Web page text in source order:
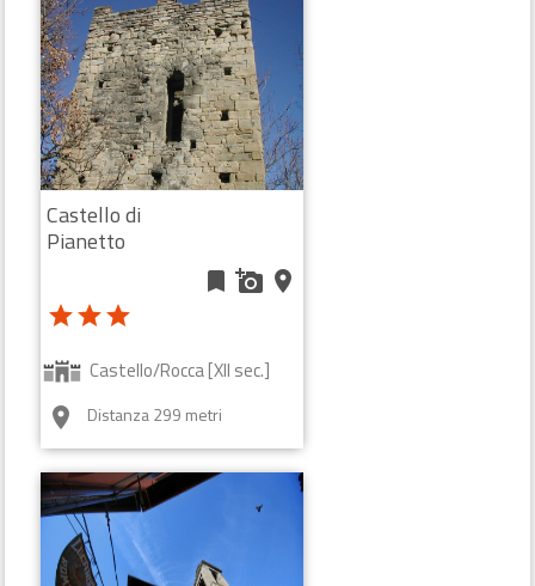
Castello di
Pianetto
bookmark add_a_photo place
starstarstar
Castello/Rocca [XII sec.]
room Distanza 299 metri